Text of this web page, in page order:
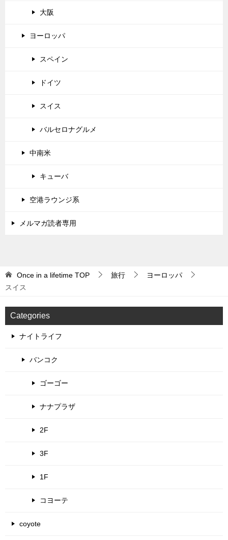
大阪
ヨーロッパ
スペイン
ドイツ
スイス
バルセロナグルメ
中南米
キューバ
空港ラウンジ系
メルマガ読者専用
Once in a lifetime TOP 旅行
ヨーロッパ
スイス
Categories
ナイトライフ
バンコク
ゴーゴー
ナナプラザ
2F
3F
1F
コヨーテ
coyote